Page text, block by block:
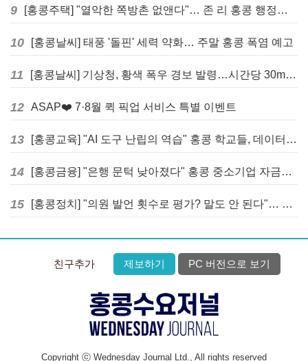
9 [홍콩주택] "열악한 쪽방촌 없앤다"… 존 리 홍콩 행정장관, 4년 내 단계적 폐지 선언
10 [홍콩날씨] 태풍 '돌핀' 세력 약화… 주말 홍콩 폭염 예고
11 [홍콩날씨] 기상청, 황색 폭우 경보 발령…시간당 30mm 이상 강우 예보
12 ASAP❤️ 7·8월 퀵 픽업 서비스 특별 이벤트
13 [홍콩교육] "AI 도구 난립의 역습" 홍콩 학교들, 데이터 고립에 교육 효과 평가 비상
14 [홍콩금융] "은행 문턱 낮아졌다" 홍콩 중소기업 자금줄 숨통 트이나… HKMA "2분기 신용 조건 안정적"
15 [홍콩정치] "의원 발언 횟수로 평가? 말도 안 된다"… 홍콩 입법회 의장의 일침
친구추가 제보하기 PC 버전으로 보기
Copyright ⓒ Wednesday Journal Ltd., All rights reserved